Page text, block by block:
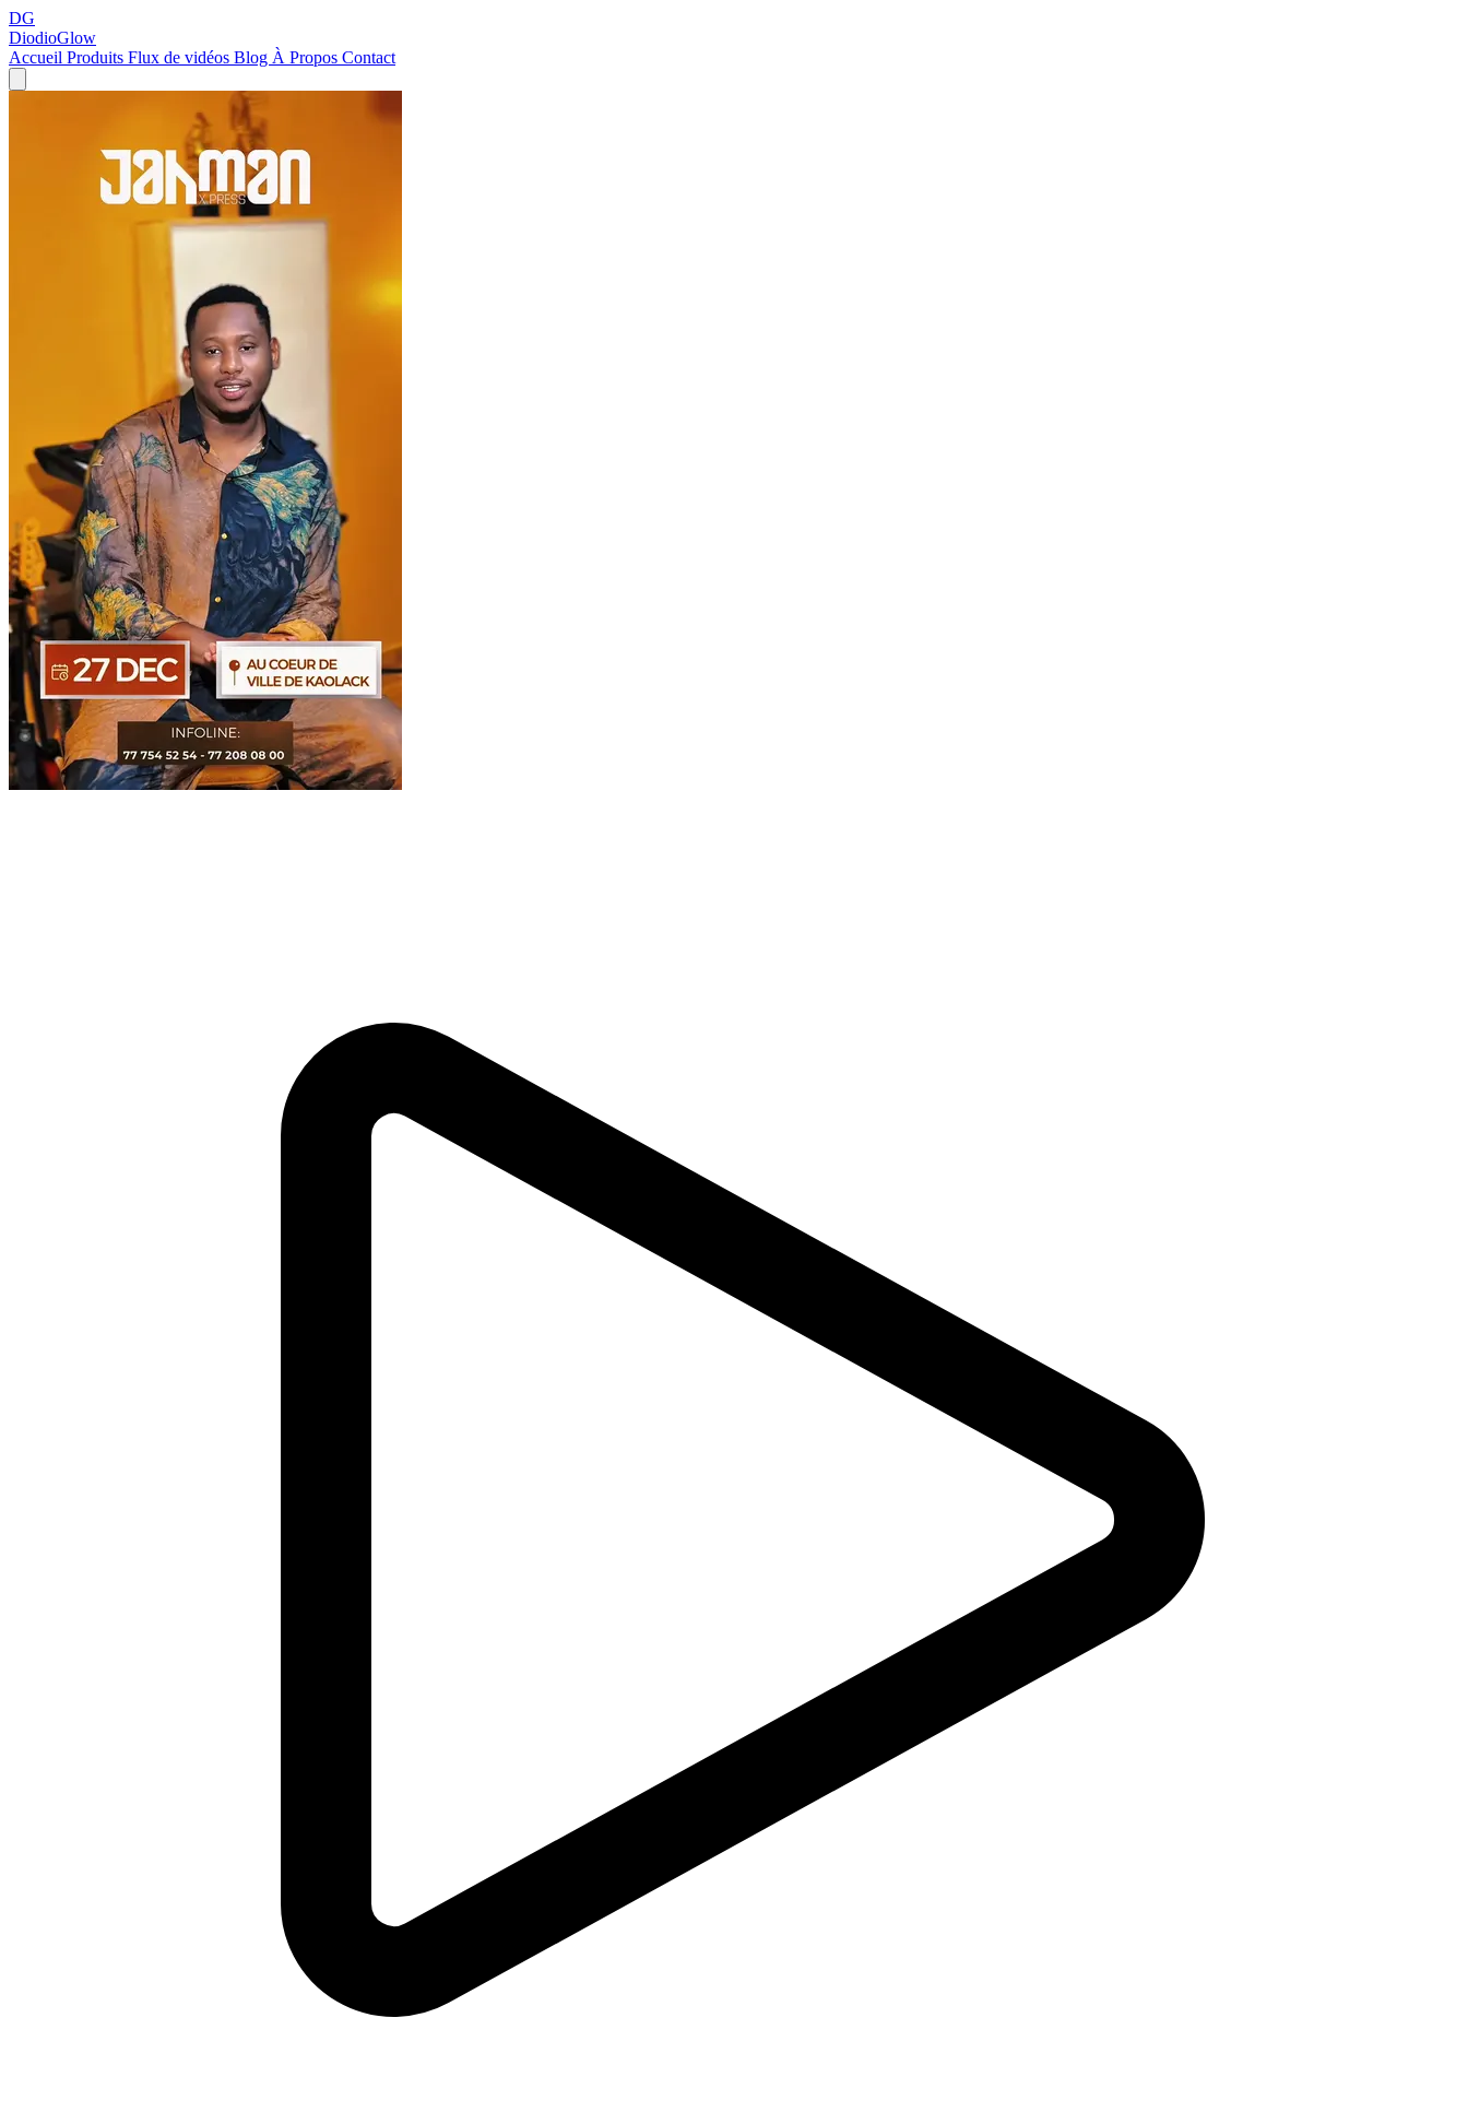
DG
DiodioGlow
Accueil Produits Flux de vidéos Blog À Propos Contact